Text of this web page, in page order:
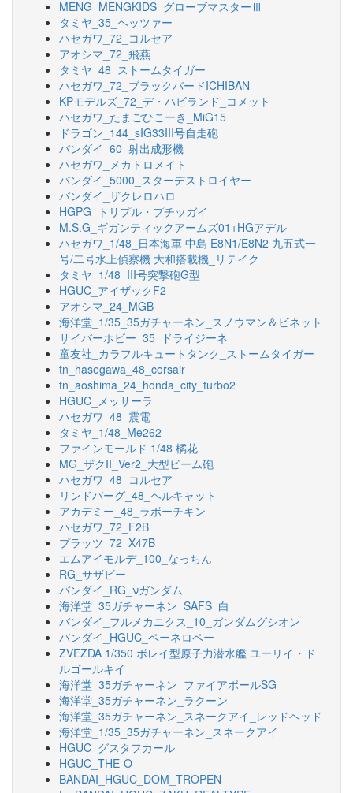
MENG_MENGKIDS_グローブマスターⅢ
タミヤ_35_ヘッツァー
ハセガワ_72_コルセア
アオシマ_72_飛燕
タミヤ_48_ストームタイガー
ハセガワ_72_ブラックバードICHIBAN
KPモデルズ_72_デ・ハビランド_コメット
ハセガワ_たまごひこーき_MiG15
ドラゴン_144_sIG33III号自走砲
バンダイ_60_射出成形機
ハセガワ_メカトロメイト
バンダイ_5000_スターデストロイヤー
バンダイ_ザクレロハロ
HGPG_トリプル・プチッガイ
M.S.G_ギガンティックアームズ01+HGアデル
ハセガワ_1/48_日本海軍 中島 E8N1/E8N2 九五式一
号/二号水上偵察機 大和搭載機_リテイク
タミヤ_1/48_III号突撃砲G型
HGUC_アイザックF2
アオシマ_24_MGB
海洋堂_1/35_35ガチャーネン_スノウマン＆ビネット
サイバーホビー_35_ドライジーネ
童友社_カラフルキュートタンク_ストームタイガー
tn_hasegawa_48_corsair
tn_aoshima_24_honda_city_turbo2
HGUC_メッサーラ
ハセガワ_48_震電
タミヤ_1/48_Me262
ファインモールド 1/48 橘花
MG_ザクII_Ver2_大型ビーム砲
ハセガワ_48_コルセア
リンドバーグ_48_ヘルキャット
アカデミー_48_ラボーチキン
ハセガワ_72_F2B
プラッツ_72_X47B
エムアイモルデ_100_なっちん
RG_サザビー
バンダイ_RG_νガンダム
海洋堂_35ガチャーネン_SAFS_白
バンダイ_フルメカニクス_10_ガンダムグシオン
バンダイ_HGUC_ペーネロペー
ZVEZDA 1/350 ボレイ型原子力潜水艦 ユーリイ・ド
ルゴールキイ
海洋堂_35ガチャーネン_ファイアボールSG
海洋堂_35ガチャーネン_ラクーン
海洋堂_35ガチャーネン_スネークアイ_レッドヘッド
海洋堂_1/35_35ガチャーネン_スネークアイ
HGUC_グスタフカール
HGUC_THE-O
BANDAI_HGUC_DOM_TROPEN